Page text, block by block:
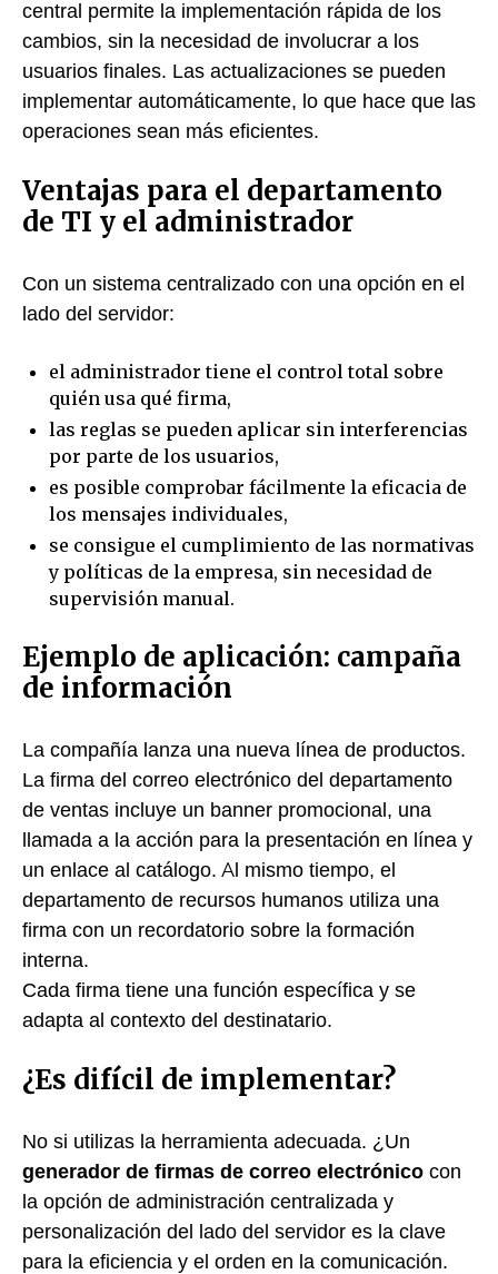
central permite la implementación rápida de los
cambios, sin la necesidad de involucrar a los
usuarios finales. Las actualizaciones se pueden
implementar automáticamente, lo que hace que las
operaciones sean más eficientes.
Ventajas para el departamento
de TI y el administrador
Con un sistema centralizado con una opción en el
lado del servidor:
el administrador tiene el control total sobre
quién usa qué firma,
las reglas se pueden aplicar sin interferencias
por parte de los usuarios,
es posible comprobar fácilmente la eficacia de
los mensajes individuales,
se consigue el cumplimiento de las normativas
y políticas de la empresa, sin necesidad de
supervisión manual.
Ejemplo de aplicación: campaña
de información
La compañía lanza una nueva línea de productos.
La firma del correo electrónico del departamento
de ventas incluye un banner promocional, una
llamada a la acción para la presentación en línea y
un enlace al catálogo. Al mismo tiempo, el
departamento de recursos humanos utiliza una
firma con un recordatorio sobre la formación
interna.
Cada firma tiene una función específica y se
adapta al contexto del destinatario.
¿Es difícil de implementar?
No si utilizas la herramienta adecuada. ¿Un
generador de firmas de correo electrónico con
la opción de administración centralizada y
personalización del lado del servidor es la clave
para la eficiencia y el orden en la comunicación.